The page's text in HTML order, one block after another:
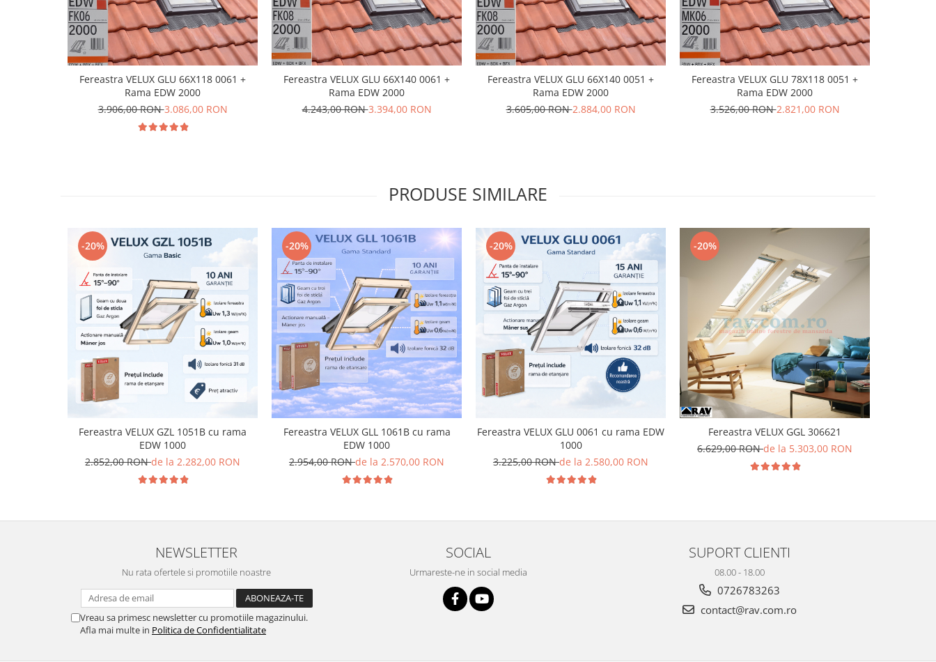
Fereastra VELUX GLU 66X118 0061 +
Rama EDW 2000
3.906,00 RON3.086,00 RON
Fereastra VELUX GLU 66X140 0061 +
Rama EDW 2000
4.243,00 RON3.394,00 RON
Fereastra VELUX GLU 66X140 0051 +
Rama EDW 2000
3.605,00 RON2.884,00 RON
Fereastra VELUX GLU 78X118 0051 +
Rama EDW 2000
3.526,00 RON2.821,00 RON
PRODUSE SIMILARE
-20%
Fereastra VELUX GZL 1051B cu rama
EDW 1000
2.852,00 RONde la 2.282,00 RON
-20%
Fereastra VELUX GLL 1061B cu rama
EDW 1000
2.954,00 RONde la 2.570,00 RON
-20%
Fereastra VELUX GLU 0061 cu rama EDW
1000
3.225,00 RONde la 2.580,00 RON
-20%
Fereastra VELUX GGL 306621
6.629,00 RONde la 5.303,00 RON
NEWSLETTER
Nu rata ofertele si promotiile noastre
Vreau sa primesc newsletter cu promotiile magazinului.
Afla mai multe in Politica de Confidentialitate
SOCIAL
Urmareste-ne in social media
SUPORT CLIENTI
08.00 - 18.00
0726783263
contact@rav.com.ro